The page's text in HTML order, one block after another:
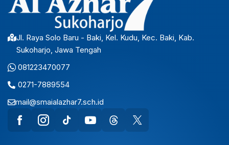
Jl. Raya Solo Baru - Baki, Kel. Kudu, Kec. Baki, Kab.
Sukoharjo, Jawa Tengah
081223470077
0271-7889554
mail@smaialazhar7.sch.id